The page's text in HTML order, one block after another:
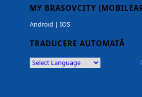
MY BRASOVCITY
Android | IOS
TRADUCERE AUTOMATĂ